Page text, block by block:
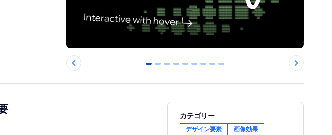
0 1 2 3 4 5 6 7 8
カテゴリー
デザイン要素 画像効果